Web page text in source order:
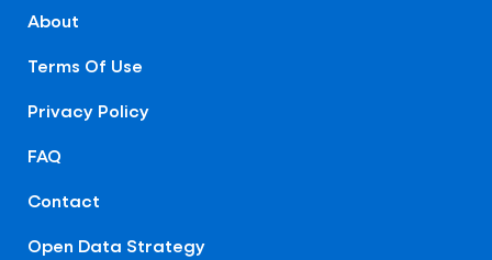
About
Terms Of Use
Privacy Policy
FAQ
Contact
Open Data Strategy